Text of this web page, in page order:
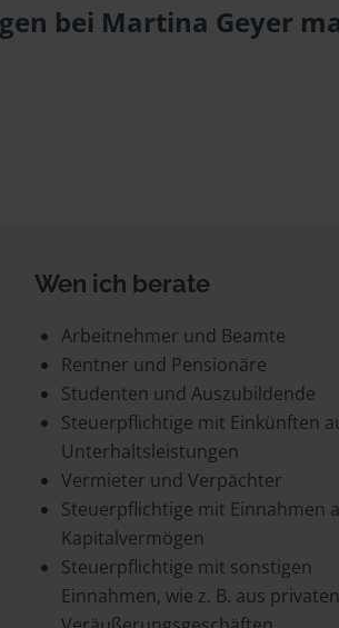
bei Martina Geyer
Wen ich berate
Arbeitnehmer und Beamte
Rentner und Pensionäre
Studenten und Auszubildende
Steuerpflichtige mit Einkünften
Unterhaltsleistungen
Vermieter und Verpächter
Steuerpflichtige mit Einnahmen
Kapitalvermögen
Steuerpflichtige mit sonstigen
Einnahmen, wie z. B. aus privaten